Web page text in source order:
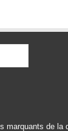
marquants de la